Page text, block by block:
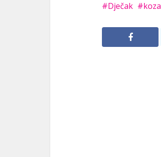
Dječak koza